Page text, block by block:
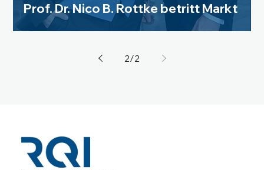
Prof. Dr. Nico B. Rottke betritt Markt
2/2